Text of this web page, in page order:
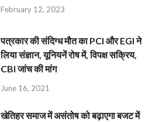
February 12, 2023
पत्रकार की संदिग्ध मौत का PCI और EGI ने
लिया संज्ञान, यूनियनें रोष में, विपक्ष सक्रिय,
CBI जांच की मांग
June 16, 2021
खेतिहर समाज में असंतोष को बढ़ाएगा बजट में